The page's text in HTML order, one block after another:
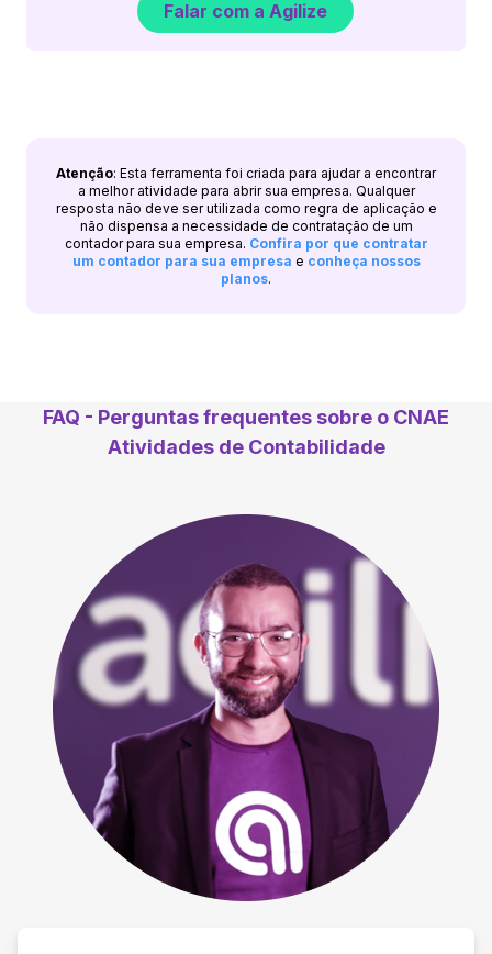
Falar com a Agilize
Atenção: Esta ferramenta foi criada para ajudar a encontrar
a melhor atividade para abrir sua empresa. Qualquer
resposta não deve ser utilizada como regra de aplicação e
não dispensa a necessidade de contratação de um
contador para sua empresa. Confira por que contratar
um contador para sua empresa e conheça nossos
planos.
FAQ - Perguntas frequentes sobre o CNAE
Atividades de Contabilidade